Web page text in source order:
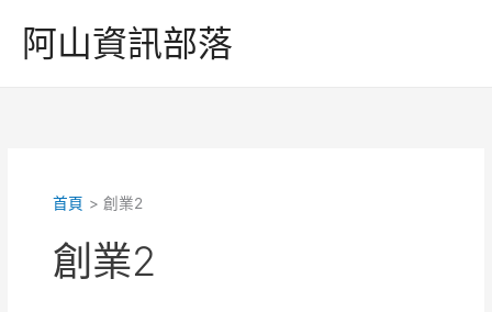
阿山資訊部落
首頁 創業2
創業2